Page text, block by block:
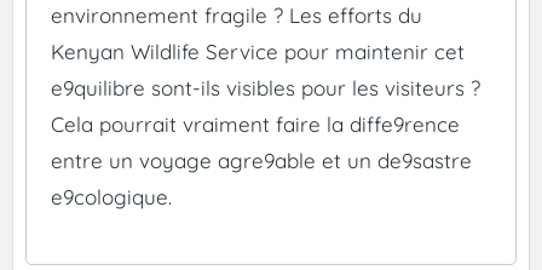
environnement fragile ? Les efforts du
Kenyan Wildlife Service pour maintenir cet
e9quilibre sont-ils visibles pour les visiteurs ?
Cela pourrait vraiment faire la diffe9rence
entre un voyage agre9able et un de9sastre
e9cologique.